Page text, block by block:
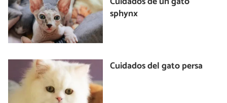
sphynx
Cuidados del gato persa